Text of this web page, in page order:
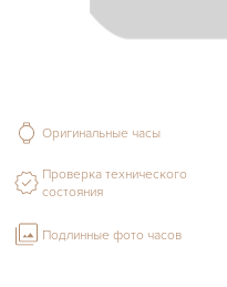
Оригинальные часы
Проверка технического
состояния
Подлинные фото часов